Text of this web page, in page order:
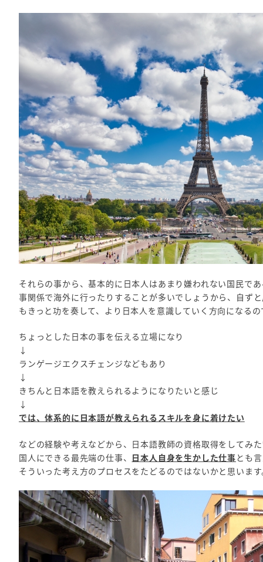
それらの事から、基本的に日本人はあまり嫌われない国民で
事関係で海外に行ったりすることが多いでしょうから、自ず
もきっと功を奏して、より日本人を意識していく方向になる
ちょっとした日本の事を伝える立場になり
↓
ランゲージエクスチェンジなどもあり
↓
きちんと日本語を教えられるようになりたいと感じ
↓
では、体系的に日本語が教えられるスキルを身に着けたい
などの経験や考えなどから、日本語教師の資格取得をしてみ
国人にできる最先端の仕事、 日本人自身を生かした仕事 とも
そういった考え方のプロセスをたどるのではないかと思いま